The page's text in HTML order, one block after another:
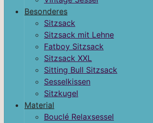
Besonderes
Sitzsack
Sitzsack mit Lehne
Fatboy Sitzsack
Sitzsack XXL
Sitting Bull Sitzsack
Sesselkissen
Sitzkugel
Material
Bouclé Relaxsessel